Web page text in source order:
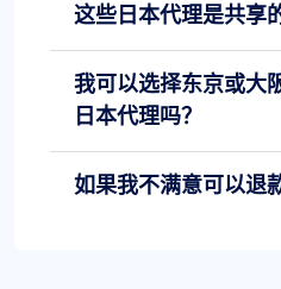
这些日本代理是共享
我可以选择东京或大
日本代理吗？
如果我不满意可以退